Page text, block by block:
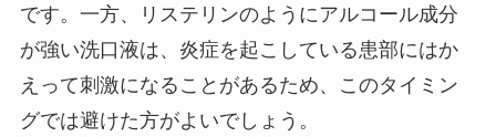
です。一方、リステリンのようにアルコール成分
が強い洗口液は、炎症を起こしている患部にはか
えって刺激になることがあるため、このタイミン
グでは避けた方がよいでしょう。